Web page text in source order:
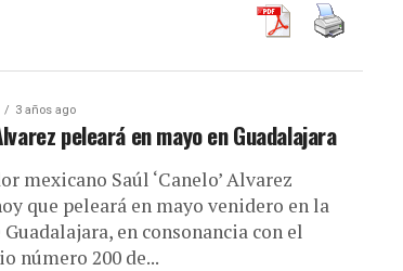
3 años ago
peleará en mayo en Guadalajara
mexicano Saúl ‘Canelo’ Alvarez
que peleará en mayo venidero en la
en consonancia con el
número 200 de...